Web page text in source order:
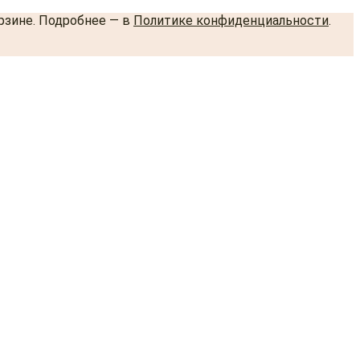
Подробнее — в Политике конфиденциальности.